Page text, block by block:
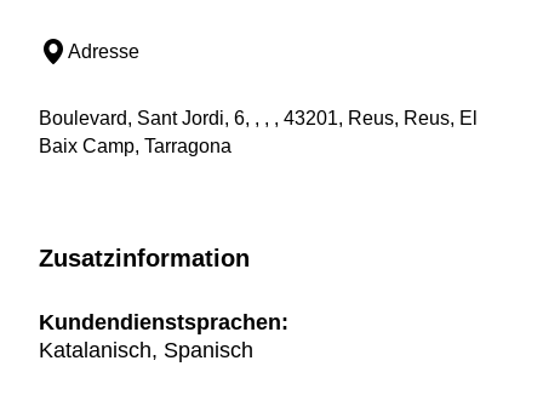
Adresse
Boulevard, Sant Jordi, 6, , , , 43201, Reus, Reus, El
Baix Camp, Tarragona
Zusatzinformation
Kundendienstsprachen:
Katalanisch, Spanisch